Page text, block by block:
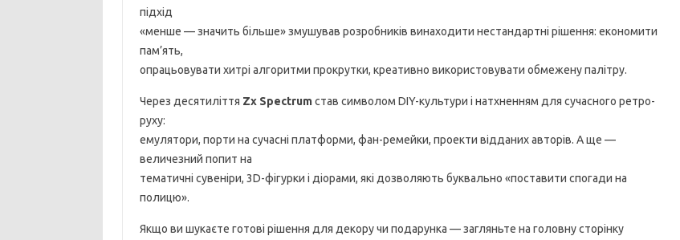
підхід
«менше — значить більше» змушував розробників винаходити нестандартні рішення: економити
пам’ять,
опрацьовувати хитрі алгоритми прокрутки, креативно використовувати обмежену палітру.
Через десятиліття Zx Spectrumстав символом DIY-культури і натхненням для сучасного ретро-
руху:
емулятори, порти на сучасні платформи, фан-ремейки, проекти відданих авторів. А ще —
величезний попит на
тематичні сувеніри, 3D-фігурки і діорами, які дозволяють буквально «поставити спогади на
полицю».
Якщо ви шукаєте готові рішення для декору чи подарунка — загляньте на головну сторінку